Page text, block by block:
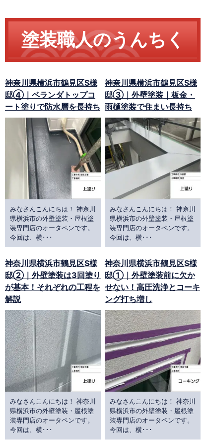
塗装職人のうんちく
神奈川県横浜市鶴見区S様
邸④｜ベランダトップコ
ート塗りで防水層を長持ち
みなさんこんにちは！ 神奈川
県横浜市の外壁塗装・屋根塗
装専門店のオータペンです。
今回は、横･･･
神奈川県横浜市鶴見区S様
邸③｜外壁塗装｜板金・
雨樋塗装で住まい長持ち
みなさんこんにちは！ 神奈川
県横浜市の外壁塗装・屋根塗
装専門店のオータペンです。
今回は、横･･･
神奈川県横浜市鶴見区S様
邸②｜外壁塗装は3回塗り
が基本！それぞれの工程を
解説
みなさんこんにちは！ 神奈川
県横浜市の外壁塗装・屋根塗
装専門店のオータペンです。
今回は、横･･･
神奈川県横浜市鶴見区S様
邸①｜外壁塗装前に欠か
せない！高圧洗浄とコーキ
ング打ち増し
みなさんこんにちは！ 神奈川
県横浜市の外壁塗装・屋根塗
装専門店のオータペンです。
今回は、横･･･